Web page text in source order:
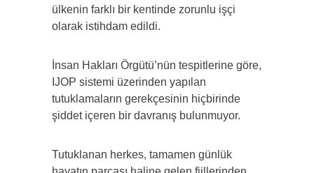
ülkenin farklı bir kentinde zorunlu işçi
olarak istihdam edildi.
İnsan Hakları Örgütü’nün tespitlerine göre,
IJOP sistemi üzerinden yapılan
tutuklamaların gerekçesinin hiçbirinde
şiddet içeren bir davranış bulunmuyor.
Tutuklanan herkes, tamamen günlük